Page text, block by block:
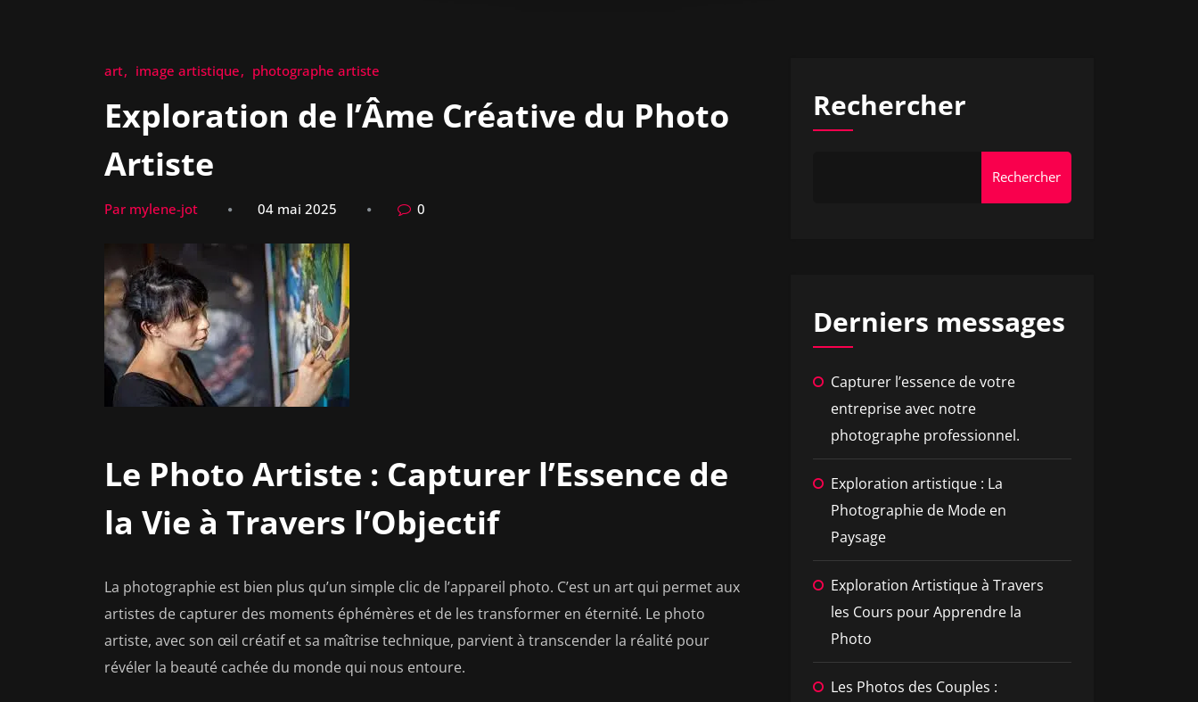
art image artistique photographe artiste
Exploration de l’Âme Créative du Photo
Artiste
Par mylene-jot 04 mai 2025 0
Le Photo Artiste : Capturer l’Essence de
la Vie à Travers l’Objectif
La photographie est bien plus qu’un simple clic de l’appareil photo. C’est un art qui permet aux
artistes de capturer des moments éphémères et de les transformer en éternité. Le photo
artiste, avec son œil créatif et sa maîtrise technique, parvient à transcender la réalité pour
révéler la beauté cachée du monde qui nous entoure.
Rechercher
Rechercher
Derniers messages
Capturer l’essence de votre
entreprise avec notre
photographe professionnel.
Exploration artistique : La
Photographie de Mode en
Paysage
Exploration Artistique à Travers
les Cours pour Apprendre la
Photo
Les Photos des Couples :